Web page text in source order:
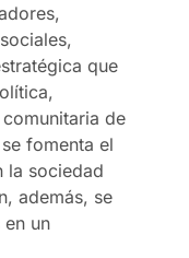
que
de
fomenta el
la sociedad
además, se
un